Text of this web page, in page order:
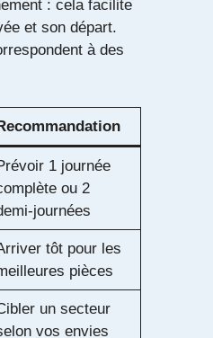
: cela facilite
et son départ.
à des
1 journée
ou 2
tôt pour les
pièces
un secteur
vos envies